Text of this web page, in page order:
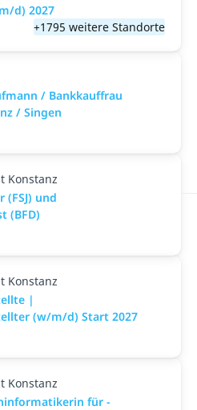
d) 2027
+1795 weitere Standorte
/ Bankkauffrau
/ Singen
Konstanz
(FSJ) und
(BFD)
Konstanz
|
(w/m/d) Start 2027
Konstanz
für